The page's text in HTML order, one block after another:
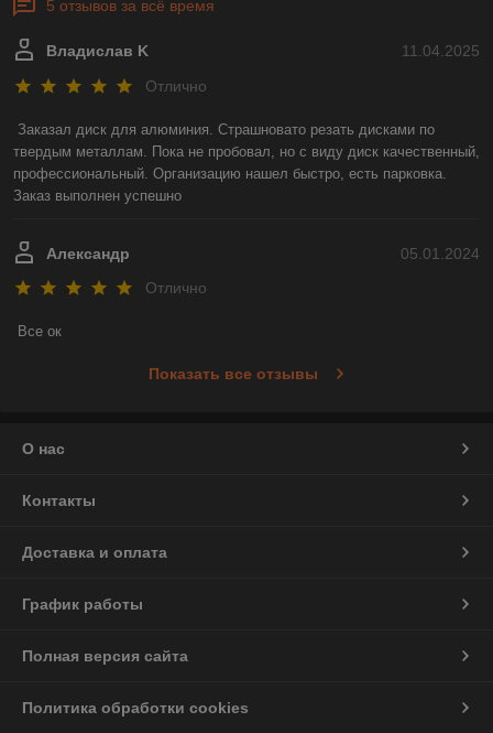
5 отзывов за всё время
11.04.2025
Владислав K
Отлично
Заказал диск для алюминия. Страшновато резать дисками по
твердым металлам. Пока не пробовал, но с виду диск качественный,
профессиональный. Организацию нашел быстро, есть парковка.
Заказ выполнен успешно
05.01.2024
Александр
Отлично
Все ок
Показать все отзывы
О нас
Контакты
Доставка и оплата
График работы
Полная версия сайта
Политика обработки cookies